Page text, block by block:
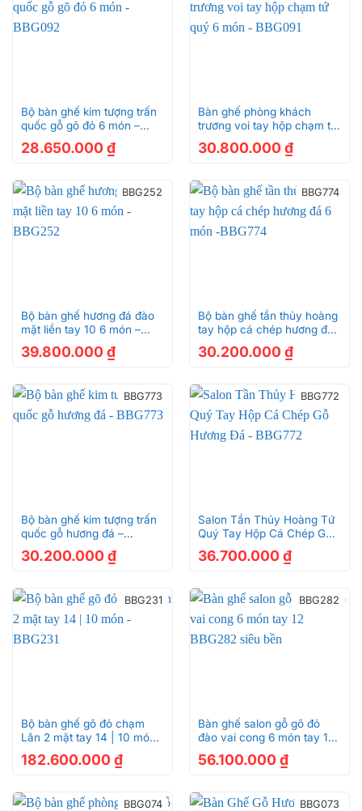
Bộ bàn ghế kim tượng trấn
quốc gỗ gõ đỏ 6 món –
28.650.000 ₫
Bàn ghế phòng khách
trương voi tay hộp chạm tứ
30.800.000 ₫
BBG252
Bộ bàn ghế hương đá đào
mặt liền tay 10 6 món –
39.800.000 ₫
BBG774
Bộ bàn ghế tần thủy hoàng
tay hộp cá chép hương đá
30.200.000 ₫
BBG773
Bộ bàn ghế kim tượng trấn
quốc gỗ hương đá –
30.200.000 ₫
BBG772
Salon Tần Thủy Hoàng Tứ
Quý Tay Hộp Cá Chép Gỗ
36.700.000 ₫
BBG231
Bộ bàn ghế gõ đỏ chạm
Lân 2 mặt tay 14 | 10 món
182.600.000 ₫
BBG282
Bàn ghế salon gỗ gõ đỏ
đào vai cong 6 món tay 12
56.100.000 ₫
BBG074 BBG073